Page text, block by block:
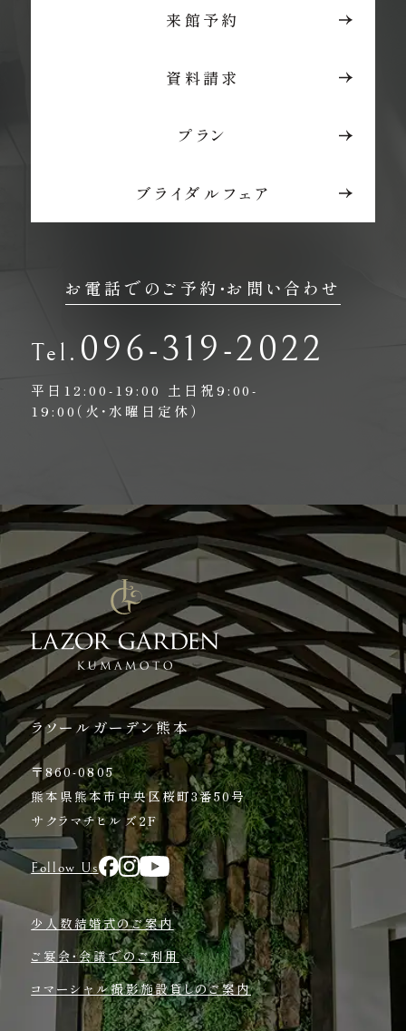
来館予約
資料請求
プラン
ブライダルフェア
お電話でのご予約・お問い合わせ
096-319-2022
平日12:00-19:00 土日祝9:00-
19:00（火・水曜日定休）
ラソールガーデン熊本
〒860-0805
熊本県熊本市中央区桜町3番50号
サクラマチヒルズ2F
Follow Us
少人数結婚式のご案内
ご宴会・会議でのご利用
コマーシャル撮影施設貸しのご案内